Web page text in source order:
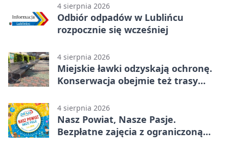
4 sierpnia 2026
Odbiór odpadów w Lublińcu
rozpocznie się wcześniej
4 sierpnia 2026
Miejskie ławki odzyskają ochronę.
Konserwacja obejmie też trasy
4 sierpnia 2026
Nasz Powiat, Nasze Pasje.
Bezpłatne zajęcia z ograniczoną